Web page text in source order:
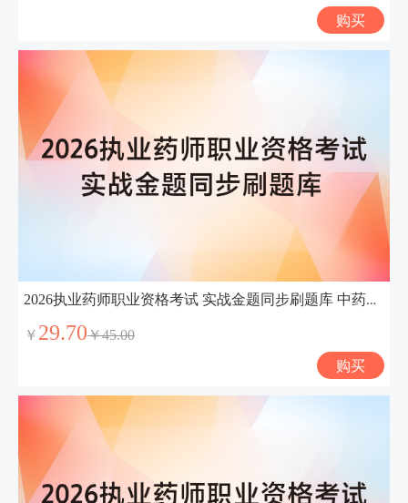
购买
2026执业药师职业资格考试 实战金题同步刷题库 中药学综合知识与技能
￥ 29.70￥45.00
购买